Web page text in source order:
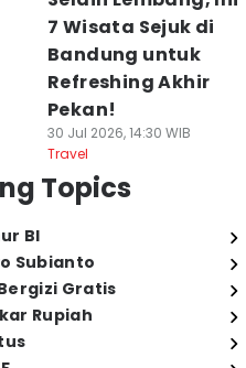
7 Wisata Sejuk di
Bandung untuk
Refreshing Akhir
Pekan!
30 Jul 2026, 14:30 WIB
Travel
Topics
BI
Subianto
Gratis
Rupiah